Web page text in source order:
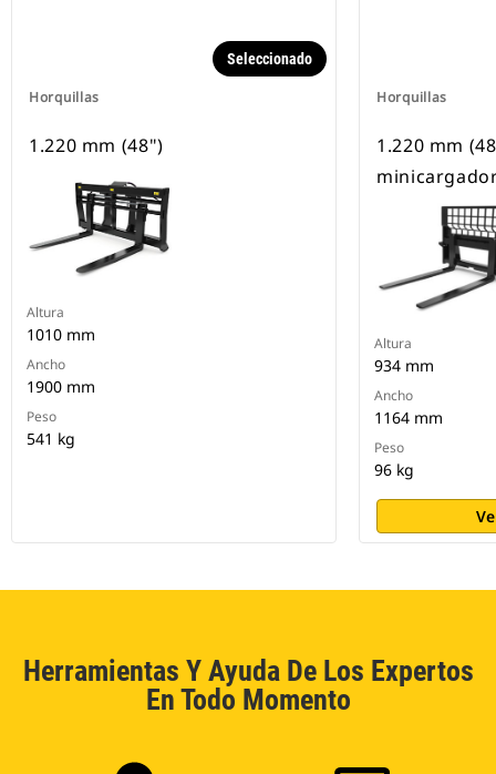
Horquillas
Seleccionado
1.220 mm (48")
Altura
1010 mm
Ancho
1900 mm
Peso
541 kg
Horquillas
1.220 mm
Altura
934 mm
Ancho
1164 mm
Peso
96 kg
Herramientas Y Ayuda De Los Expertos
En Todo Momento